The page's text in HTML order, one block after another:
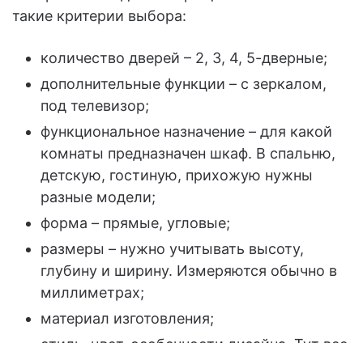
такие критерии выбора:
количество дверей – 2, 3, 4, 5-дверные;
дополнительные функции – с зеркалом,
под телевизор;
функциональное назначение – для какой
комнаты предназначен шкаф. В спальню,
детскую, гостиную, прихожую нужны
разные модели;
форма – прямые, угловые;
размеры – нужно учитывать высоту,
глубину и ширину. Измеряются обычно в
миллиметрах;
материал изготовления;